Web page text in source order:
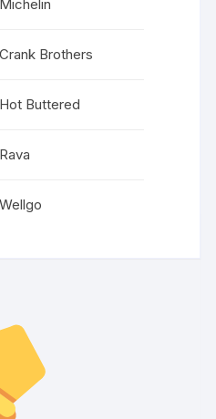
Michelin
Crank Brothers
Hot Buttered
Rava
Wellgo